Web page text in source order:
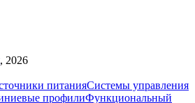
, 2026
питанияСистемы управления
профилиФункциональный